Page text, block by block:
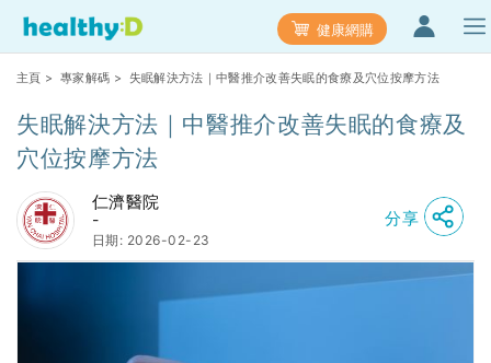
健康網購
主頁 > 專家解碼 > 失眠解決方法｜中醫推介改善失眠的食療及穴位按摩方法
失眠解決方法｜中醫推介改善失眠的食療及
穴位按摩方法
仁濟醫院
-
日期: 2026-02-23
分享